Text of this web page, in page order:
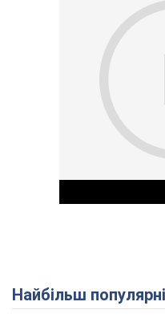
Найбільш